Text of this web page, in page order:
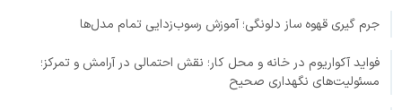
جرم گیری قهوه ساز دلونگی؛ آموزش رسوب‌زدایی تمام مدل‌ها
فواید آکواریوم در خانه و محل کار؛ نقش احتمالی در آرامش و تمرکز؛
مسئولیت‌های نگهداری صحیح